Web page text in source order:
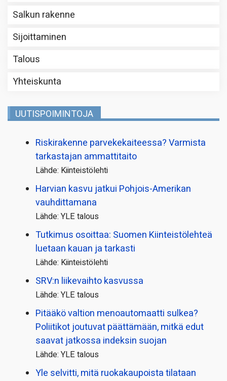
Salkun rakenne
Sijoittaminen
Talous
Yhteiskunta
UUTISPOIMINTOJA
Riskirakenne parvekekaiteessa? Varmista
tarkastajan ammattitaito
Lähde: Kiinteistölehti
Harvian kasvu jatkui Pohjois-Amerikan
vauhdittamana
Lähde: YLE talous
Tutkimus osoittaa: Suomen Kiinteistölehteä
luetaan kauan ja tarkasti
Lähde: Kiinteistölehti
SRV:n liikevaihto kasvussa
Lähde: YLE talous
Pitääkö valtion menoautomaatti sulkea?
Poliitikot joutuvat päättämään, mitkä edut
saavat jatkossa indeksin suojan
Lähde: YLE talous
Yle selvitti, mitä ruokakaupoista tilataan